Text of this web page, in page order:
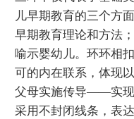
儿早期教育的三个方
早期教育理论和方法
喻示婴幼儿。环环相
可的内在联系，体现
父母实施传导——实现
采用不封闭线条，表